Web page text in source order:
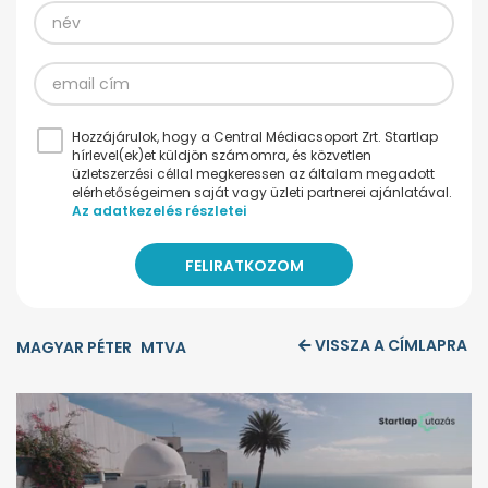
Hozzájárulok, hogy a Central Médiacsoport Zrt. Startlap
hírlevel(ek)et küldjön számomra, és közvetlen
üzletszerzési céllal megkeressen az általam megadott
elérhetőségeimen saját vagy üzleti partnerei ajánlatával.
Az adatkezelés részletei
MAGYAR PÉTER MTVA VISSZA A CÍMLAPRA